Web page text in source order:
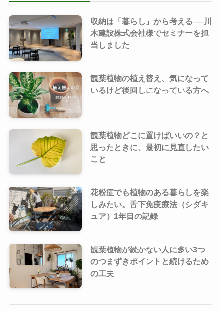
収納は「暮らし」から考える──川
木建設株式会社様でセミナーを担
当しました
観葉植物の植え替え、気になって
いるけど後回しになっている方へ
観葉植物どこに置けばいいの？と
思ったときに、最初に見直したい
こと
花粉症でも植物のある暮らしを楽
しみたい。舌下免疫療法（シダキ
ュア）1年目の記録
観葉植物が続かない人に多い3つ
のつまずきポイントと続けるため
の工夫